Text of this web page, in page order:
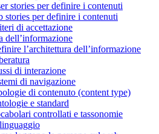
stories per definire i contenuti
stories per definire i contenuti
di accettazione
dell’informazione
l’architettura dell’informazione
di interazione
di navigazione
di contenuto (content type)
e standard
controllati e tassonomie